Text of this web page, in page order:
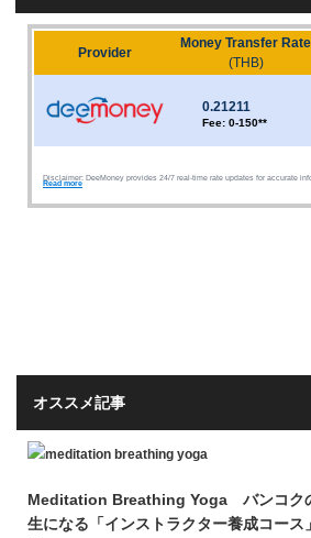
オススメ記事
Meditation Breathing Yoga バンコク
生になる「インストラクター養成コース